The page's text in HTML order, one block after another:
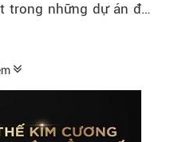
trong những dự án đô